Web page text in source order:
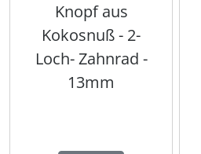
Knopf aus
Kokosnuß - 2-
Loch- Zahnrad -
13mm